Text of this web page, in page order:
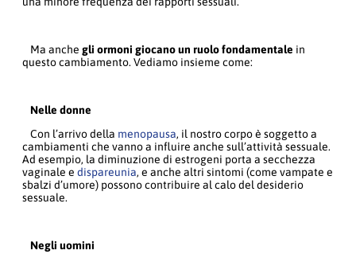
Ma anche gli ormoni giocano un ruolo fondamentale in
questo cambiamento. Vediamo insieme come:
Nelle donne
Con l’arrivo della menopausa, il nostro corpo è soggetto a
cambiamenti che vanno a influire anche sull’attività sessuale.
Ad esempio, la diminuzione di estrogeni porta a secchezza
vaginale e dispareunia, e anche altri sintomi (come vampate e
sbalzi d’umore) possono contribuire al calo del desiderio
sessuale.
Negli uomini